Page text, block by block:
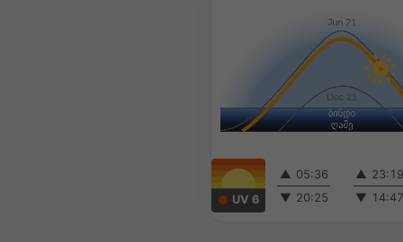
UV 6
▲ 05:36
▼ 20:25
▲
▼